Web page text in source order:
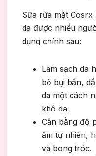
Sữa rửa mặt Cosrx
da được nhiều
dụng chính sau:
Làm sạch da
bỏ bụi bẩn,
da một cách
khô da.
Cân bằng độ
ẩm tự nhiên,
và bong tróc.